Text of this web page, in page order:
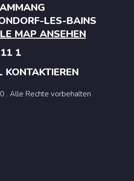
LES-BAINS
MAP ANSEHEN
1
KONTAKTIEREN
. Alle Rechte vorbehalten